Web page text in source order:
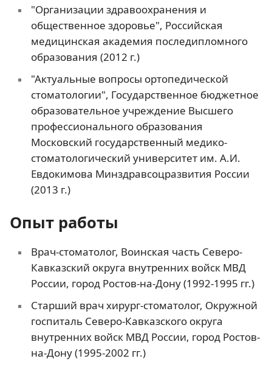
"Организации здравоохранения и
общественное здоровье", Российская
медицинская академия последипломного
образования (2012 г.)
"Актуальные вопросы ортопедической
стоматологии", Государственное бюджетное
образовательное учреждение Высшего
профессионального образования
Московский государственный медико-
стоматологический университет им. А.И.
Евдокимова Минздравсоцразвития России
(2013 г.)
Опыт работы
Врач-стоматолог, Воинская часть Северо-
Кавказский округа внутренних войск МВД
России, город Ростов-на-Дону (1992-1995 гг.)
Старший врач хирург-стоматолог, Окружной
госпиталь Северо-Кавказского округа
внутренних войск МВД России, город Ростов-
на-Дону (1995-2002 гг.)